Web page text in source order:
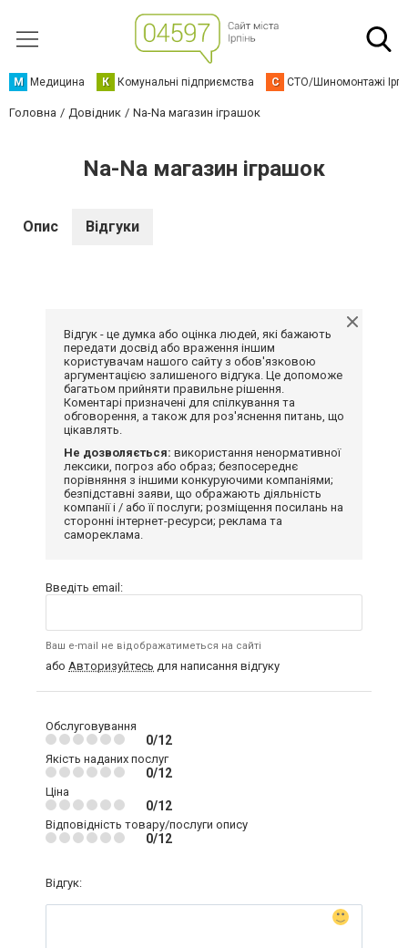
М Медицина К Комунальні підприємства С СТО/Шиномонтажі
Головна Довідник Na-Na магазин іграшок
Na-Na магазин іграшок
Опис Відгуки
Відгук - це думка або оцінка людей, які бажають
передати досвід або враження іншим
користувачам нашого сайту з обов'язковою
аргументацією залишеного відгука. Це допоможе
багатьом прийняти правильне рішення.
Коментарі призначені для спілкування та
обговорення, а також для роз'яснення питань, що
цікавлять.
Не дозволяється: використання ненормативної
лексики, погроз або образ; безпосереднє
порівняння з іншими конкуруючими компаніями;
безпідставні заяви, що ображають діяльність
компанії і / або її послуги; розміщення посилань на
сторонні інтернет-ресурси; реклама та
самореклама.
Введіть email:
Ваш e-mail не відображатиметься на сайті
або Авторизуйтесь для написання відгуку
Обслуговування
0/12
Якість наданих послуг
0/12
Ціна
0/12
Відповідність товару/послуги опису
0/12
Відгук: